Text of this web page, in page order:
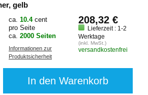
gelb
ca. 10.4 cent
pro Seite
ca. 2000 Seiten
Informationen zur
Produktsicherheit
208,32 €
Lieferzeit : 1-2
Werktage
(inkl. MwSt.)
versandkostenfrei
In den Warenkorb